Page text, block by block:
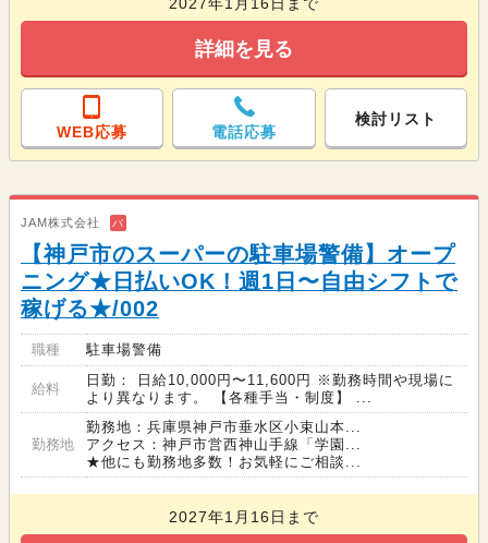
詳細を見る
WEB応募 電話応募
検討リスト
JAM株式会社 バ
【神戸市のスーパーの駐車場警備】オープ
ニング★日払いOK！週1日〜自由シフトで
稼げる★/002
職種 駐車場警備
給料
日勤： 日給10,000円〜11,600円 ※勤務時間や現場に
より異なります。 【各種手当・制度】 ...
勤務地
勤務地：兵庫県神戸市垂水区小束山本...
アクセス：神戸市営西神山手線「学園...
★他にも勤務地多数！お気軽にご相談...
2027年1月16日まで